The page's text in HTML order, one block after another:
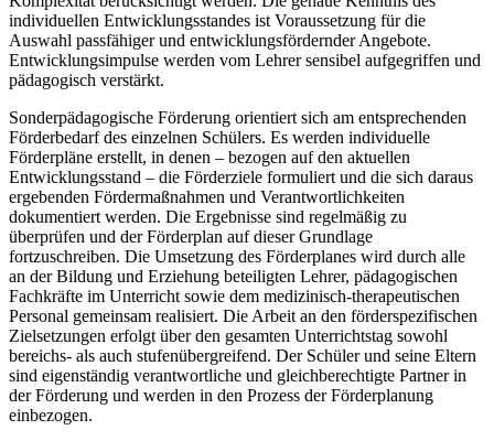
individuellen Entwicklungsstandes ist Voraussetzung für die
Auswahl passfähiger und entwicklungsfördernder Angebote.
Entwicklungsimpulse werden vom Lehrer sensibel aufgegriffen und
pädagogisch verstärkt.
Sonderpädagogische Förderung orientiert sich am entsprechenden
Förderbedarf des einzelnen Schülers. Es werden individuelle
Förderpläne erstellt, in denen – bezogen auf den aktuellen
Entwicklungsstand – die Förderziele formuliert und die sich daraus
ergebenden Fördermaßnahmen und Verantwortlichkeiten
dokumentiert werden. Die Ergebnisse sind regelmäßig zu
überprüfen und der Förderplan auf dieser Grundlage
fortzuschreiben. Die Umsetzung des Förderplanes wird durch alle
an der Bildung und Erziehung beteiligten Lehrer, pädagogischen
Fachkräfte im Unterricht sowie dem medizinisch-therapeutischen
Personal gemeinsam realisiert. Die Arbeit an den förderspezifischen
Zielsetzungen erfolgt über den gesamten Unterrichtstag sowohl
bereichs- als auch stufenübergreifend. Der Schüler und seine Eltern
sind eigenständig verantwortliche und gleichberechtigte Partner in
der Förderung und werden in den Prozess der Förderplanung
einbezogen.